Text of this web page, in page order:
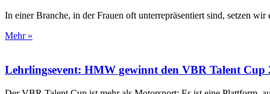
In einer Branche, in der Frauen oft unterrepräsentiert sind, setzen
Mehr »
Lehrlingsevent: HMW gewinnt den VBR Talent Cup